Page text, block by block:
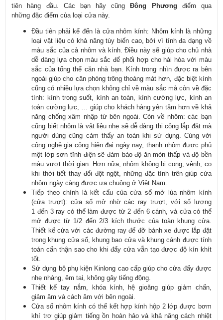
tiên hàng đầu. Các bạn hãy cũngĐông Phương điểm qua
nhữngđặcđiểm của loại cửa này.
Đầu tiên phải kể đến l à cửa nhôm kính: Nhôm kính là những
loại vật liệu có khả năng tùy biến cao, bởi vì tính đa dạng về
màu sắc của cả nhôm và kính. Điều này sẽ giúp cho chủ nhà
dễ dàng l ựa chọn màu sắcđể phối hợp cho hài hòa với màu
sắc của tổng thể căn nhà bạn. Kính trong nhìn được ra bên
ngoài giúp cho căn phòng trông thoáng mát hơn, đặc biệt kính
cũng có nhiều lựa chọn không chỉ về màu sắc mà còn về đặc
tính: kính trong suốt, kính an toàn, kính cường lực, kính an
toàn cường lực, … giúp cho khách hàng yên tâm hơn về khả
năng chống xâm nhập từ bên ngoài. Còn về nhôm: các bạn
cũng biết nhôm là vật liệu nhẹ sẽ dễ dàng thi công lắp đặt mà
người dùng cũng cảm thấy an toàn khi sử dụng. Cùng với
công nghệ gia công hiệnđại ngày nay, thanh nhôm được phủ
một lớp sơn tĩnh điện sẽ đảm bảođộ ăn mòn thấp và độ bền
màu vượt thời gian. Hơn nữa, nhôm không bị cong, vênh, co
khi thời tiết thayđổi đột ngột, những đặc tính trên giúp cửa
nhôm ngày càng đượcưa chuộng ở Việt Nam.
Tiếp theo chính là kết cấu củacửa sổmở l ùanhôm kính
(cửa trượt): cửa sổ mở nhờ các ray trượt, với số l ượng
1 đến 3 ray có thể làm được từ 2 đến 6 cánh, và cửa có thể
mở được từ 1/2 đến 2/3 kích thước của toàn khung cửa.
Thiết kế cửa với các đường rayđể đỡ bánh xe được lắp đặt
trong khung cửa sổ, khung bao cửa và khung cánh được tính
toán cẩn thận sao cho khiđẩy cửa vẫn tạođượcđộ kín khít
tốt.
Sử dụng bộ phụ kiện Kinlong cao cấp giúp cho cửa đẩy được
nhẹ nhàng, êm tai, không gây tiếngđộng.
Thiết kế tay nắm, khóa kính, hệ gioăng giúp giảm chấn,
giảmâm và cách âm với bên ngoài.
Cửa sổ nhôm kính có thể kết hợp kính hộp 2 lớpđược bơm
khí trơ giúp giảm tiếng ồn hoàn hảo và khả năng cách nhiệt